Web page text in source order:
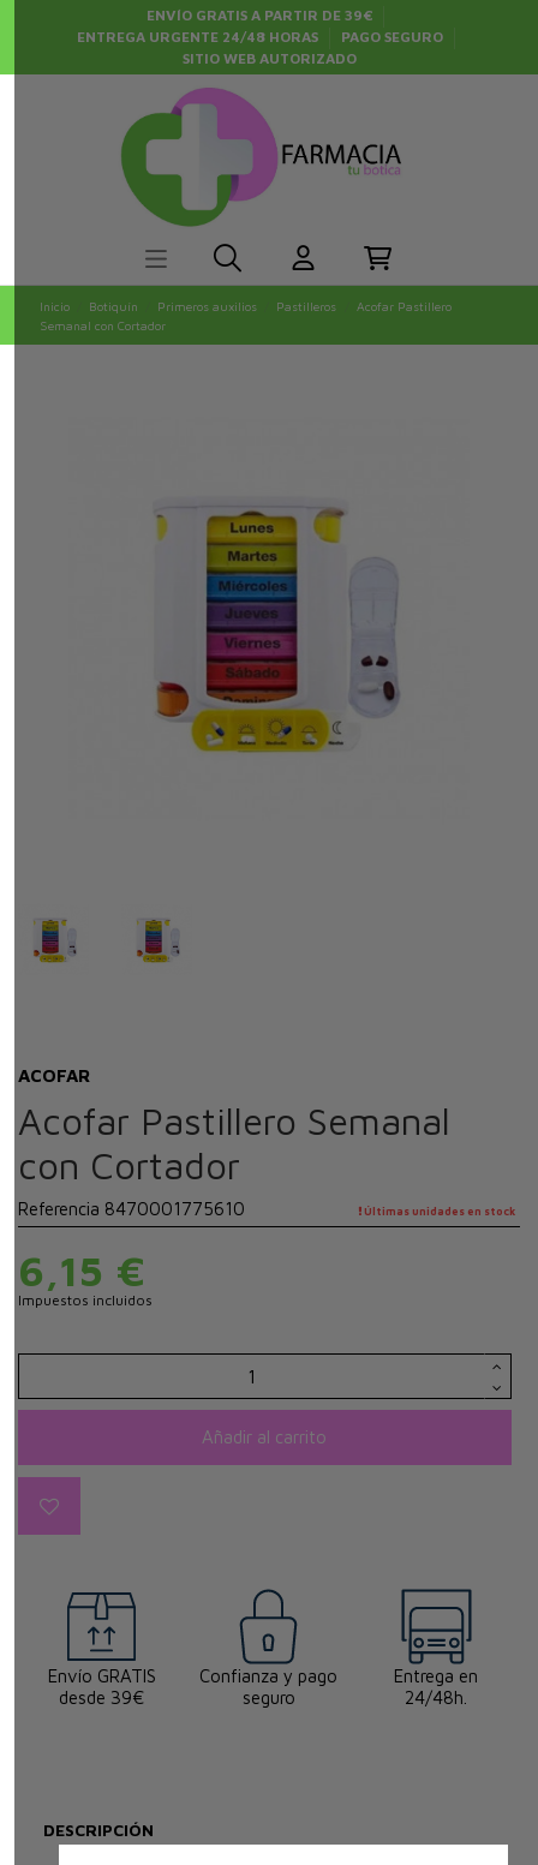
ENVÍO GRATIS A PARTIR DE 39€
ENTREGA URGENTE 24/48 HORAS
PAGO SEGURO
SITIO WEB AUTORIZADO
Inicio Botiquín Primeros auxilios Pastilleros
Acofar Pastillero
Semanal con Cortador
ACOFAR
Acofar Pastillero Semanal
con Cortador
Referencia 8470001775610 Últimas unidades en stock
6,15 €
Impuestos incluidos
Añadir al carrito
Envío GRATIS
desde 39€
Confianza y pago
seguro
Entrega en
24/48h.
DESCRIPCIÓN